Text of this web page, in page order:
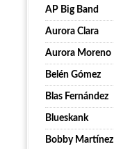
AP Big Band
Aurora Clara
Aurora Moreno
Belén Gómez
Blas Fernández
Blueskank
Bobby Martínez